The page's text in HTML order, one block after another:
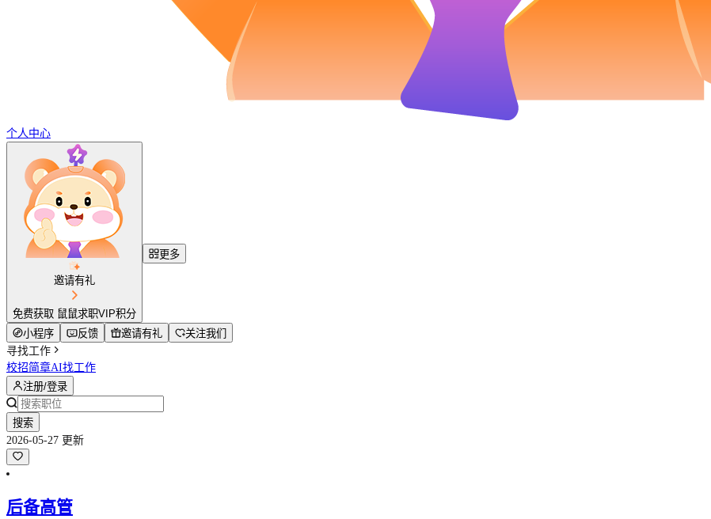
个人中心
邀请有礼
免费获取 鼠鼠求职VIP积分
更多
小程序 反馈 邀请有礼
关注我们
寻找工作
校招简章AI找工作
注册/登录
搜索
2026-05-27 更新
后备高管